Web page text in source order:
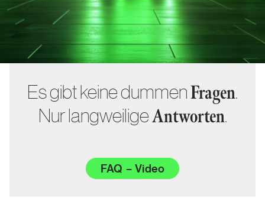
Es gibt keine dummenFragen
Nur langweiligeAntworten
FAQ – Video